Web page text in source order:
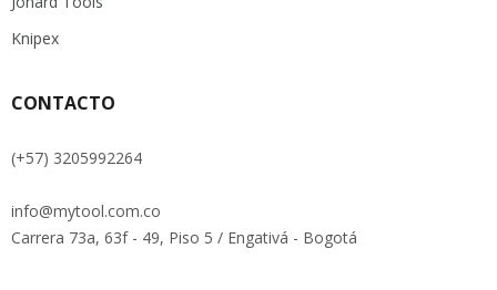
Knipex
CONTACTO
(+57) 3205992264
info@mytool.com.co
Carrera 73a, 63f - 49, Piso 5 / Engativá - Bogotá